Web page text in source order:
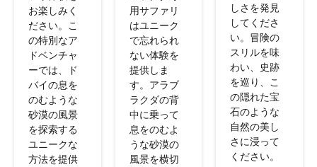
お楽しみく
ださい。こ
の特別なア
ドベンチャ
ーでは、ド
バイの息を
のむような
砂漠の風景
を探索する
ユニークな
方法を提供
用サファリ
はユニーク
で忘れられ
ない体験を
提供しま
す。アラブ
ラクダの背
中に乗って
息をのむよ
うな砂漠の
風景を横切
しさを発見
してくださ
い。冒険の
スリルを味
わい、史跡
を巡り、こ
の隠れた宝
石のような
自然の美し
さに浸って
ください。